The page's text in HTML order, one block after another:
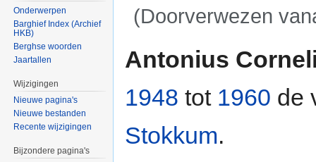
(Doorverwezen
Antonius
1948 tot 1960 de
Stokkum.
Onderwerpen
Barghief Index (Archief
HKB)
Berghse woorden
Jaartallen
Wijzigingen
Nieuwe pagina's
Nieuwe bestanden
Recente wijzigingen
Bijzondere pagina's